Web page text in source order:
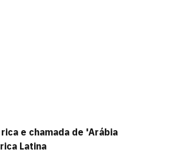
e chamada de 'Arábia
Latina